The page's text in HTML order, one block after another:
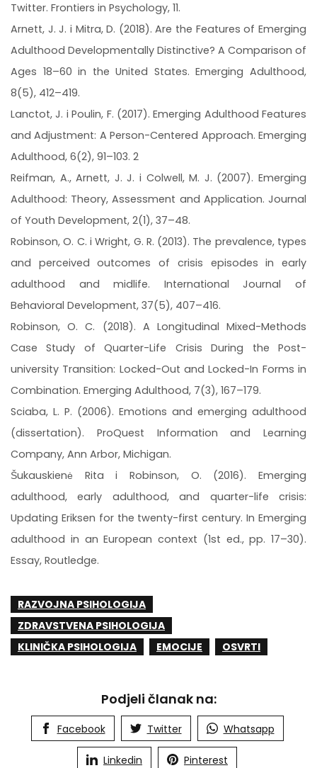
Twitter. Frontiers in Psychology, 11.
Arnett, J. J. i Mitra, D. (2018). Are the Features of Emerging
Adulthood Developmentally Distinctive? A Comparison of
Ages 18–60 in the United States. Emerging Adulthood,
8(5), 412–419.
Lanctot, J. i Poulin, F. (2017). Emerging Adulthood Features
and Adjustment: A Person-Centered Approach. Emerging
Adulthood, 6(2), 91–103. 2
Reifman, A., Arnett, J. J. i Colwell, M. J. (2007). Emerging
Adulthood: Theory, Assessment and Application. Journal
of Youth Development, 2(1), 37–48.
Robinson, O. C. i Wright, G. R. (2013). The prevalence, types
and perceived outcomes of crisis episodes in early
adulthood and midlife. International Journal of
Behavioral Development, 37(5), 407–416.
Robinson, O. C. (2018). A Longitudinal Mixed-Methods
Case Study of Quarter-Life Crisis During the Post-
university Transition: Locked-Out and Locked-In Forms in
Combination. Emerging Adulthood, 7(3), 167–179.
Sciaba, L. P. (2006). Emotions and emerging adulthood
(dissertation). ProQuest Information and Learning
Company, Ann Arbor, Michigan.
Šukauskienė Rita i Robinson, O. (2016). Emerging
adulthood, early adulthood, and quarter-life crisis:
Updating Eriksen for the twenty-first century. In Emerging
adulthood in an European context (1st ed., pp. 17–30).
Essay, Routledge.
RAZVOJNA PSIHOLOGIJA
ZDRAVSTVENA PSIHOLOGIJA
KLINIČKA PSIHOLOGIJA
EMOCIJE OSVRTI
Podjeli članak na:
Facebook Twitter Whatsapp
Linkedin Pinterest